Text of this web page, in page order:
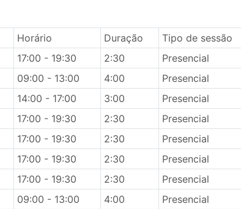
Horário Duração
Tipo de sessão
17:00 - 19:30 2:30
Presencial
09:00 - 13:00 4:00
Presencial
14:00 - 17:00 3:00
Presencial
17:00 - 19:30 2:30
Presencial
17:00 - 19:30 2:30
Presencial
17:00 - 19:30 2:30
Presencial
17:00 - 19:30 2:30
Presencial
09:00 - 13:00 4:00
Presencial